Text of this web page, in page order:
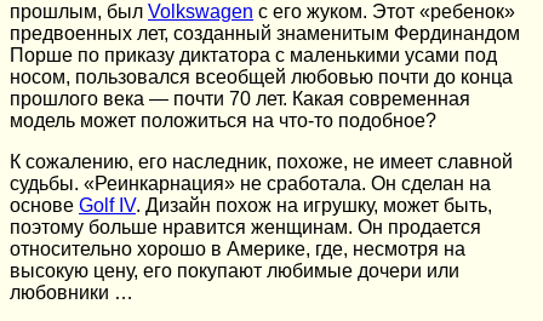
прошлым, был Volkswagen с его жуком. Этот «ребенок»
предвоенных лет, созданный знаменитым Фердинандом
Порше по приказу диктатора с маленькими усами под
носом, пользовался всеобщей любовью почти до конца
прошлого века — почти 70 лет. Какая современная
модель может положиться на что-то подобное?
К сожалению, его наследник, похоже, не имеет славной
судьбы. «Реинкарнация» не сработала. Он сделан на
основе Golf IV. Дизайн похож на игрушку, может быть,
поэтому больше нравится женщинам. Он продается
относительно хорошо в Америке, где, несмотря на
высокую цену, его покупают любимые дочери или
любовники …